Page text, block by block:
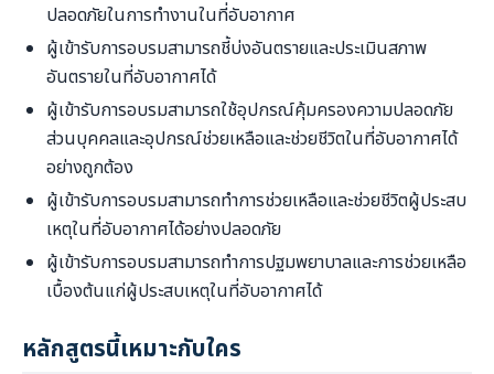
ปลอดภัยในการทำงานในที่อับอากาศ
ผู้เข้ารับการอบรมสามารถชี้บ่งอันตรายและประเมินสภาพ
อันตรายในที่อับอากาศได้
ผู้เข้ารับการอบรมสามารถใช้อุปกรณ์คุ้มครองความปลอดภัย
ส่วนบุคคลและอุปกรณ์ช่วยเหลือและช่วยชีวิตในที่อับอากาศได้
อย่างถูกต้อง
ผู้เข้ารับการอบรมสามารถทำการช่วยเหลือและช่วยชีวิตผู้ประสบ
เหตุในที่อับอากาศได้อย่างปลอดภัย
ผู้เข้ารับการอบรมสามารถทำการปฐมพยาบาลและการช่วยเหลือ
เบื้องต้นแก่ผู้ประสบเหตุในที่อับอากาศได้
หลักสูตรนี้เหมาะกับใคร